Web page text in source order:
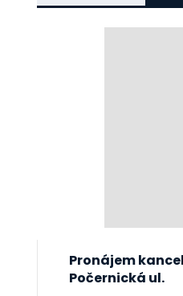
Pronájem
Počernická ul.